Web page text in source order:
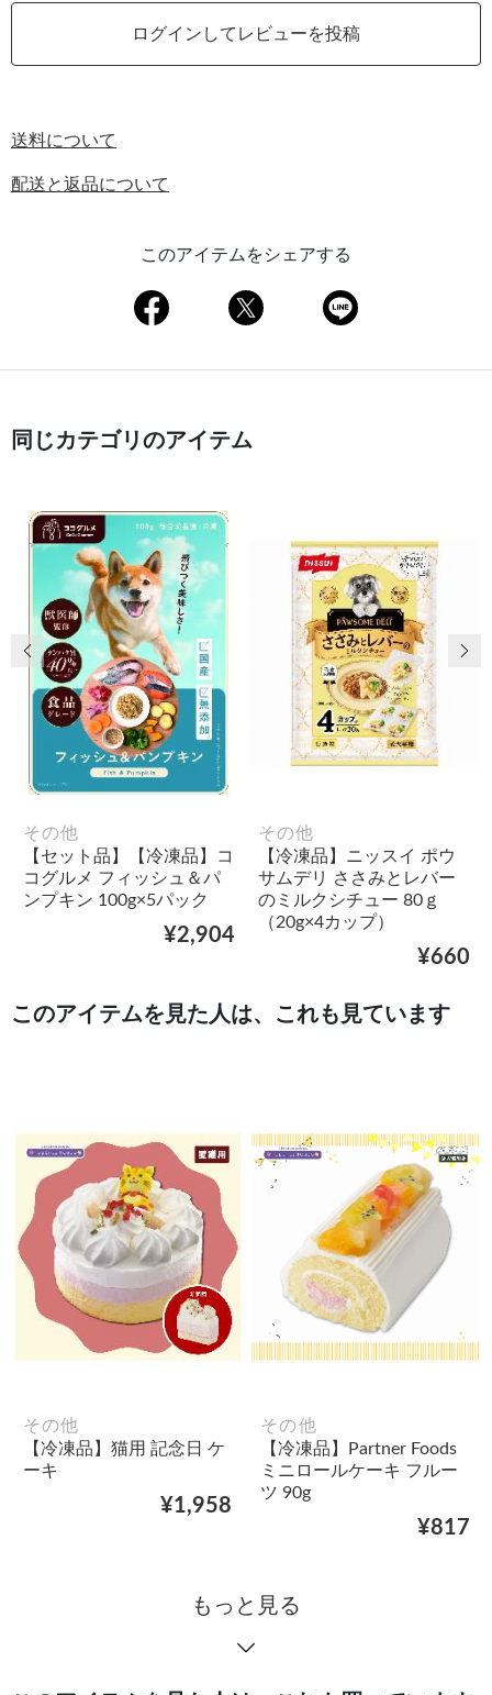
ログインしてレビューを投稿
送料について
配送と返品について
このアイテムをシェアする
同じカテゴリのアイテム
その他
【セット品】【冷凍品】コ
コグルメ フィッシュ＆パ
ンプキン 100g×5パック
¥2,904
その他
【冷凍品】ニッスイ ポウ
サムデリ ささみとレバー
のミルクシチュー 80ｇ
（20g×4カップ）
¥660
前の画像 次
このアイテムを見た人は、これも見ています
その他
【冷凍品】猫用 記念日 ケ
ーキ
¥1,958
その他
【冷凍品】Partner Foods
ミニロールケーキ フルー
ツ 90g
¥817
もっと見る